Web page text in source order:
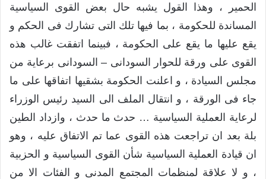
الحمير ، وهذا القول يشبه حال بعض القوى السياسية
المساندة للحكومة ، بما فيها تلك التى تشارك فى الحكم و
يقع عليها ما يقع على الحكومة ، فبينما اتفقت غالب هذه
القوى على ورقة للحوار السودانى – السودانى برعاية من
مجلس السيادة ، و اعلنت الحكومة بشقيها اتفاقها على ما
جاء فى الورقة ، و انتقال الملف الى السيد رئيس الوزراء
لرعاية العملية السياسية … حدث ما حدث ، وازداد الطين
بلة بعد ان تراجعت هذه القوى عما تم الاتفاق عليه ، وهو
ان قيادة العملية السياسية شأن القوى السياسية و الحزبية
، و لا علاقة لمنظمات المجتمع المدنى و الفئات الا من